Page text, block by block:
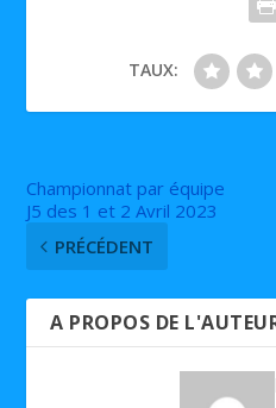
TAUX:
Championnat par équipe
J5 des 1 et 2 Avril 2023
PRÉCÉDENT
A PROPOS DE